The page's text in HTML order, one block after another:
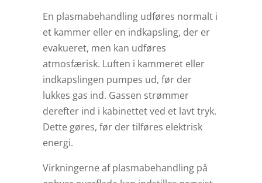
En plasmabehandling udføres normalt i
et kammer eller en indkapsling, der er
evakueret, men kan udføres
atmosfærisk. Luften i kammeret eller
indkapslingen pumpes ud, før der
lukkes gas ind. Gassen strømmer
derefter ind i kabinettet ved et lavt tryk.
Dette gøres, før der tilføres elektrisk
energi.
Virkningerne af plasmabehandling på